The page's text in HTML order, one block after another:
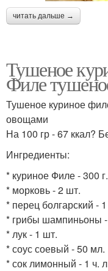
читать дальше →
Тушеное
Филе
Тушеное куриное
овощами
На 100 гр - 67 ккал?
Ингредиенты:
* куриное Филе - 300 г.
* морковь - 2 шт.
* перец болгарский -
* грибы шампиньоны -
* лук - 1 шт.
* соус соевый - 50 мл.
* сок лимонный - 1 ч.